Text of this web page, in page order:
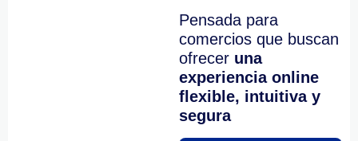
Pensada para
comercios que buscan
ofrecer una
experiencia online
flexible, intuitiva y
segura